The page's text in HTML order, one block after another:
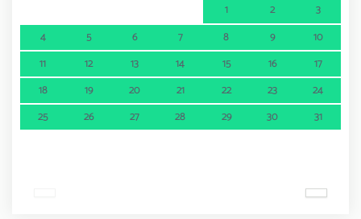
1 2
3
4
5 6 7 8 9
10
11
12 13 14 15 16
17
18
19 20 21 22 23
24
25
26 27 28 29 30 31